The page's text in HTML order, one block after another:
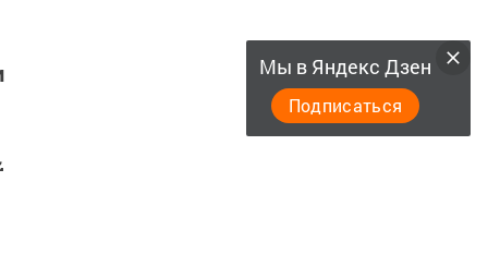
Мы в Яндекс Дзен
Подписаться